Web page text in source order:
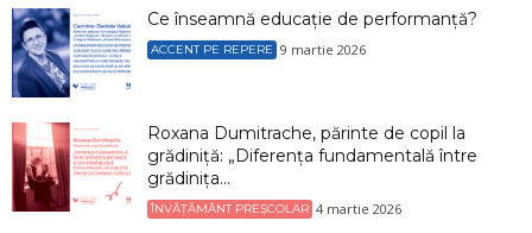
Ce înseamnă educație de performanță?
ACCENT PE REPERE 9 martie 2026
Roxana Dumitrache, părinte de copil la
grădiniță: „Diferența fundamentală între
grădinița...
ÎNVĂȚĂMÂNT PREȘCOLAR 4 martie 2026